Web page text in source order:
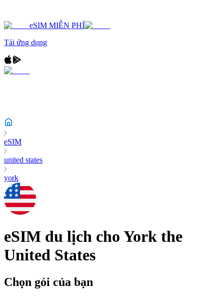
eSIM MIỄN PHÍ
Tải ứng dụng
eSIM
united states
york
eSIM du lịch cho York the
United States
Chọn gói của bạn